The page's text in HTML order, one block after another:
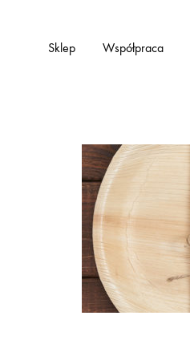
Sklep Współpraca